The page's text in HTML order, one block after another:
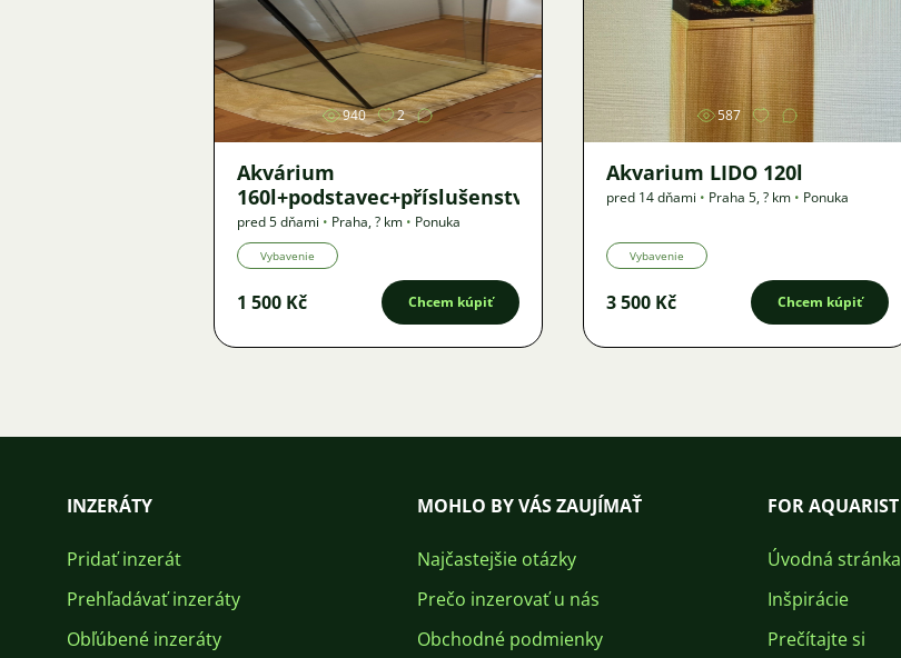
Obrázok
940 2
Akvárium
160l+podstavec+příslušenství
pred 5 dňami • Praha,? km • Ponuka
Vybavenie
1 500 Kč Chcem kúpiť
Obrázok
587
Akvarium LIDO 120l
pred 14 dňami • Praha 5,? km • Ponuka
Vybavenie
3 500 Kč Chcem kúpiť
INZERÁTY
Pridať inzerát
Prehľadávať inzeráty
Obľúbené inzeráty
MOHLO BY VÁS ZAUJÍMAŤ
Najčastejšie otázky
Prečo inzerovať u nás
Obchodné podmienky
FOR AQUARIST
Úvodná stránka
Inšpirácie
Prečítajte si